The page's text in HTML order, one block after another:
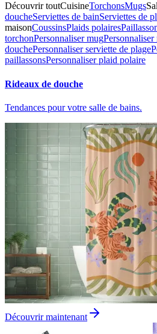
Découvrir toutCuisineTorchonsMugs
doucheServiettes de bainServiettes de
maisonCoussinsPlaids polaires
torchonPersonnaliser mugPersonnaliser
douchePersonnaliser serviette de plage
paillassonsPersonnaliser plaid polaire
Rideaux de douche
Tendances pour votre salle de bains.
Découvrir maintenant